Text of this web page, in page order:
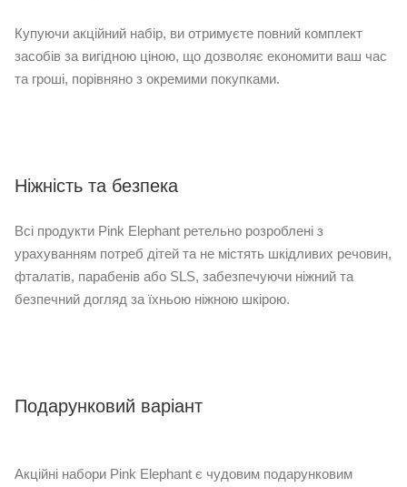
Купуючи акційний набір, ви отримуєте повний комплект
засобів за вигідною ціною, що дозволяє економити ваш час
та гроші, порівняно з окремими покупками.
Ніжність та безпека
Всі продукти Pink Elephant ретельно розроблені з
урахуванням потреб дітей та не містять шкідливих речовин,
фталатів, парабенів або SLS, забезпечуючи ніжний та
безпечний догляд за їхньою ніжною шкірою.
Подарунковий варіант
Акційні набори Pink Elephant є чудовим подарунковим